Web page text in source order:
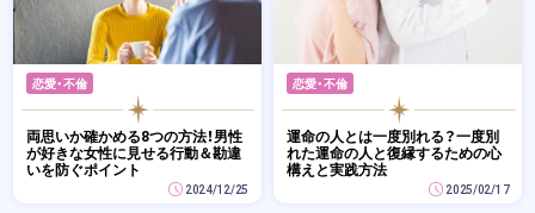
恋愛・不倫
両思いか確かめる8つの方法！男性
が好きな女性に見せる行動＆勘違
いを防ぐポイント
2024/12/25
恋愛・不倫
運命の人とは一度別れる？一度別
れた運命の人と復縁するための心
構えと実践方法
2025/02/17